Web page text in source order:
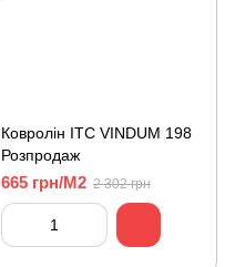
Ковролін ITC VINDUM 198
Розпродаж
665 грн/М2 2 302 грн